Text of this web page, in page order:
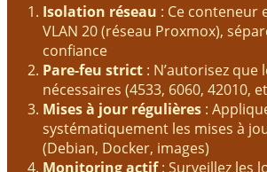
Isolation réseau : Ce conteneur
VLAN 20 (réseau Proxmox),
confiance
Pare-feu strict : N’autorisez que
nécessaires (4533, 6060, 42010,
Mises à jour régulières :
systématiquement les mises à
(Debian, Docker, images)
Monitoring actif: Surveillez les